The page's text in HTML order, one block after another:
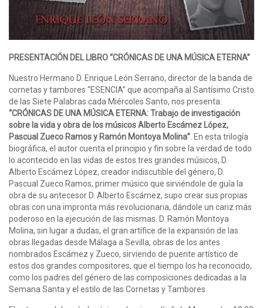
PRESENTACIÓN DEL LIBRO “CRÓNICAS DE UNA MÚSICA ETERNA”
Nuestro Hermano D. Enrique León Serrano, director de la banda de
cornetas y tambores “ESENCIA” que acompaña al Santísimo Cristo
de las Siete Palabras cada Miércoles Santo, nos presenta:
“CRÓNICAS DE UNA MÚSICA ETERNA: Trabajo de investigación
sobre la vida y obra de los músicos Alberto Escámez López,
Pascual Zueco Ramos y Ramón Montoya Molina” . En esta trilogía
biográfica, el autor cuenta el principio y fin sobre la verdad de todo
lo acontecido en las vidas de estos tres grandes músicos, D.
Alberto Escámez López, creador indiscutible del género, D.
Pascual Zueco Ramos, primer músico que sirviéndole de guía la
obra de su antecesor D. Alberto Escámez, supo crear sus propias
obras con una impronta más revolucionaria, dándole un cariz más
poderoso en la ejecución de las mismas. D. Ramón Montoya
Molina, sin lugar a dudas, el gran artífice de la expansión de las
obras llegadas desde Málaga a Sevilla, obras de los antes
nombrados Escámez y Zueco, sirviendo de puente artístico de
estos dos grandes compositores, que el tiempo los ha reconocido,
como los padres del género de las composiciones dedicadas a la
Semana Santa y el estilo de las Cornetas y Tambores.